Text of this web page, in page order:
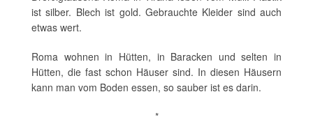
ist silber. Blech ist gold. Gebrauchte Kleider sind auch
etwas wert.
Roma wohnen in Hütten, in Baracken und selten in
Hütten, die fast schon Häuser sind. In diesen Häusern
kann man vom Boden essen, so sauber ist es darin.
*